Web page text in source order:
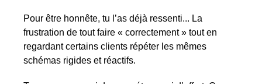
Pour être honnête, tu l’as déjà ressenti... La
frustration de tout faire « correctement » tout en
regardant certains clients répéter les mêmes
schémas rigides et réactifs.